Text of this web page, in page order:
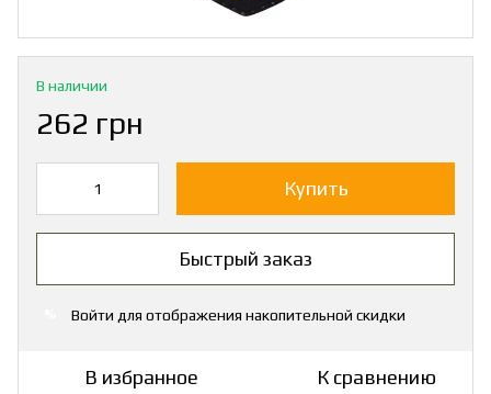
В наличии
262 грн
Купить
Быстрый заказ
Войти для отображения накопительной скидки
В избранное К сравнению